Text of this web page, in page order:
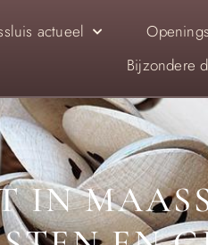
actueel
Bijzondere
IN